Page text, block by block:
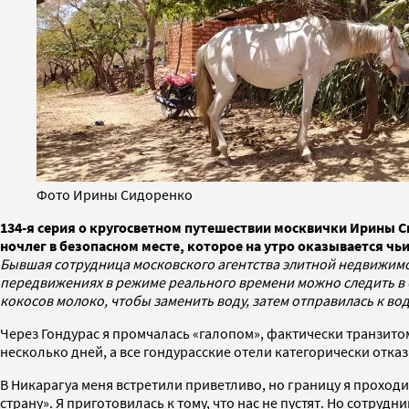
Фото Ирины Сидоренко
134-я серия о кругосветном путешествии москвички
ночлег в безопасном месте, которое на утро оказывается
Бывшая сотрудница московского агентства элитной
передвижениях в режиме реального времени можно следить в
кокосов молоко, чтобы заменить воду, затем отправилась к
Через Гондурас я промчалась «галопом», фактически
несколько дней, а все гондурасские отели категорически
В Никарагуа меня встретили приветливо, но границу я
страну». Я приготовилась к тому, что нас не пустят. Но